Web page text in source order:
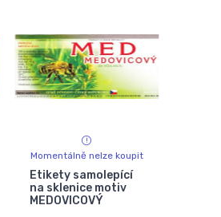
Momentálně nelze koupit
Etikety samolepící
na sklenice motiv
MEDOVICOVÝ